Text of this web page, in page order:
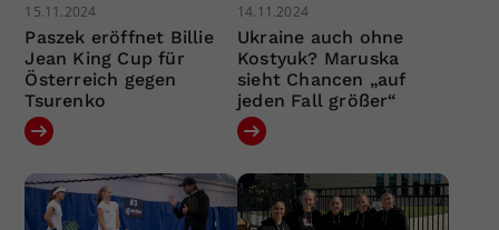
15.11.2024
Paszek eröffnet Billie
Jean King Cup für
Österreich gegen
Tsurenko
14.11.2024
Ukraine auch ohne
Kostyuk? Maruska
sieht Chancen „auf
jeden Fall größer“